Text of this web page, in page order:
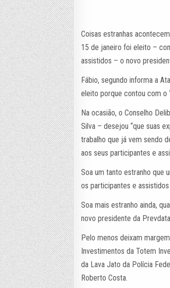
Coisas estranhas
15 de janeiro foi eleito –
assistidos – o novo
Fábio, segundo informa a
eleito porque contou com o
Na ocasião, o Conselho
Silva – desejou “que suas
trabalho que já vem sendo
aos seus participantes e
Soa um tanto estranho que
os participantes e
Soa mais estranho ainda,
novo presidente da
Pelo menos deixam
Investimentos da Totem
da Lava Jato da Polícia
Roberto Costa.